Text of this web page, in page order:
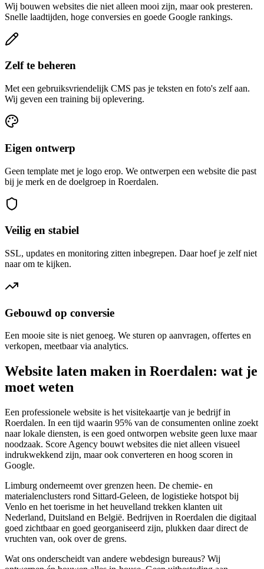
Wij bouwen websites die niet alleen mooi zijn, maar ook presteren.
Snelle laadtijden, hoge conversies en goede Google rankings.
Zelf te beheren
Met een gebruiksvriendelijk CMS pas je teksten en foto's zelf aan.
Wij geven een training bij oplevering.
Eigen ontwerp
Geen template met je logo erop. We ontwerpen een website die past
bij je merk en de doelgroep in Roerdalen.
Veilig en stabiel
SSL, updates en monitoring zitten inbegrepen. Daar hoef je zelf niet
naar om te kijken.
Gebouwd op conversie
Een mooie site is niet genoeg. We sturen op aanvragen, offertes en
verkopen, meetbaar via analytics.
Website laten maken in Roerdalen: wat je
moet weten
Een professionele website is het visitekaartje van je bedrijf in
Roerdalen. In een tijd waarin 95% van de consumenten online zoekt
naar lokale diensten, is een goed ontworpen website geen luxe maar
noodzaak. Score Agency bouwt websites die niet alleen visueel
indrukwekkend zijn, maar ook converteren en hoog scoren in
Google.
Limburg onderneemt over grenzen heen. De chemie- en
materialenclusters rond Sittard-Geleen, de logistieke hotspot bij
Venlo en het toerisme in het heuvelland trekken klanten uit
Nederland, Duitsland en België. Bedrijven in Roerdalen die digitaal
goed zichtbaar en goed georganiseerd zijn, plukken daar direct de
vruchten van, ook over de grens.
Wat ons onderscheidt van andere webdesign bureaus? Wij